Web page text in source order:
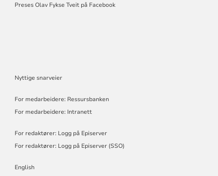
Preses Olav Fykse Tveit på Facebook
Nyttige snarveier
For medarbeidere: Ressursbanken
For medarbeidere: Intranett
For redaktører: Logg på Episerver
For redaktører: Logg på Episerver (SSO)
English